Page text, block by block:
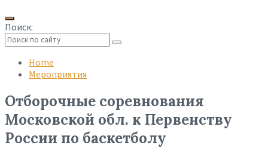
Поиск:
search
Home
Мероприятия
Отборочные соревнования
Московской обл. к Первенству
России по баскетболу